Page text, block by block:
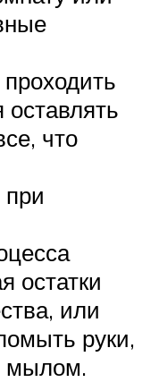
оставлять
что
при
остатки
или
руки,
мылом.